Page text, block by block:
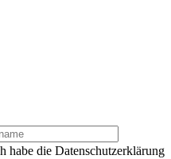
habe die Datenschutzerklärung